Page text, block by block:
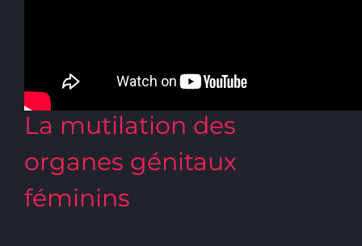
intérimaire
La mutilation des
organes génitaux
féminins